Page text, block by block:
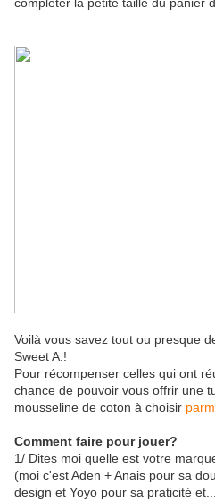
Voilà vous savez tout ou presque
Sweet A.!
Pour récompenser celles qui ont
chance de pouvoir vous offrir une
mousseline de coton à choisir
Comment faire pour jouer?
1/ Dites moi quelle est votre
(moi c'est Aden + Anais pour sa
design et Yoyo pour sa praticité